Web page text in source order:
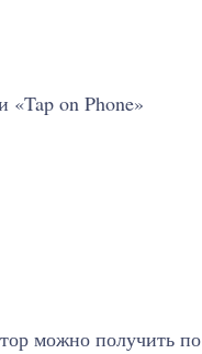
on Phone»
можно получить